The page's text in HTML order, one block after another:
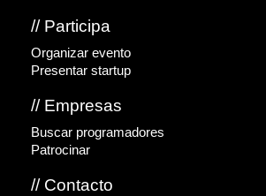
// Participa
Organizar evento
Presentar startup
// Empresas
Buscar programadores
Patrocinar
// Contacto